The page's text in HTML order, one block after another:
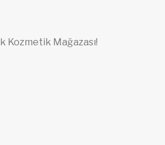
Kozmetik Mağazası!